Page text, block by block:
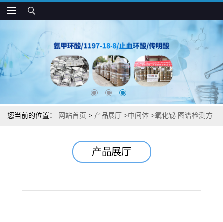
您当前的位置： 网站首页 > 产品展厅 >中间体 >氧化铋 图谱检测方
产品展厅